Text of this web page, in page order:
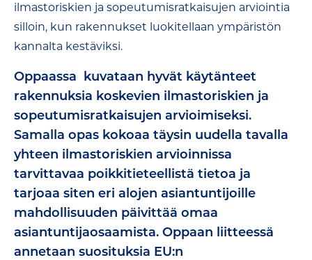
ilmastoriskien ja sopeutumisratkaisujen arviointia
silloin, kun rakennukset luokitellaan ympäristön
kannalta kestäviksi.
Oppaassa kuvataan hyvät käytänteet
rakennuksia koskevien ilmastoriskien ja
sopeutumisratkaisujen arvioimiseksi.
Samalla opas kokoaa täysin uudella tavalla
yhteen ilmastoriskien arvioinnissa
tarvittavaa poikkitieteellistä tietoa ja
tarjoaa siten eri alojen asiantuntijoille
mahdollisuuden päivittää omaa
asiantuntijaosaamista. Oppaan liitteessä
annetaan suosituksia EU:n